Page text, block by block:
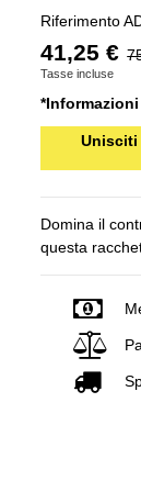
Riferimento
41,25 €
Tasse incluse
Unisciti
Domina il
questa